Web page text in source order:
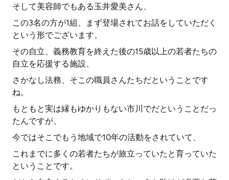
そして美容師でもある玉井愛美さん、
この3名の方が1組、まず登場されてお話をしていただく
という形でございます。
その自立、義務教育を終えた後の15歳以上の若者たちの
自立を応援する施設、
さかなし法務、そこの職員さんたちだということです
ね。
もともと実は縁もゆかりもない市川でだということだっ
たんですが、
今ではそこでもう地域で10年の活動をされていて、
これまでに多くの若者たちが旅立っていたと育っていた
ということです。